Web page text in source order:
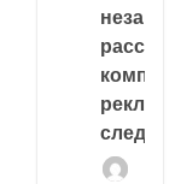
следа